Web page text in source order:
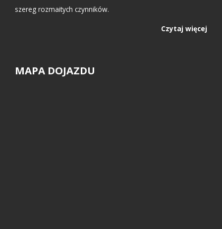
szereg rozmaitych czynników.
Czytaj więcej
MAPA DOJAZDU